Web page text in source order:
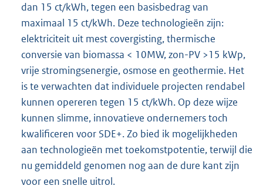
dan 15 ct/kWh, tegen een basisbedrag van
maximaal 15 ct/kWh. Deze technologieën zijn:
elektriciteit uit mest covergisting, thermische
conversie van biomassa < 10MW, zon-PV >15 kWp,
vrije stromingsenergie, osmose en geothermie. Het
is te verwachten dat individuele projecten rendabel
kunnen opereren tegen 15 ct/kWh. Op deze wijze
kunnen slimme, innovatieve ondernemers toch
kwalificeren voor SDE+. Zo bied ik mogelijkheden
aan technologieën met toekomstpotentie, terwijl die
nu gemiddeld genomen nog aan de dure kant zijn
voor een snelle uitrol.